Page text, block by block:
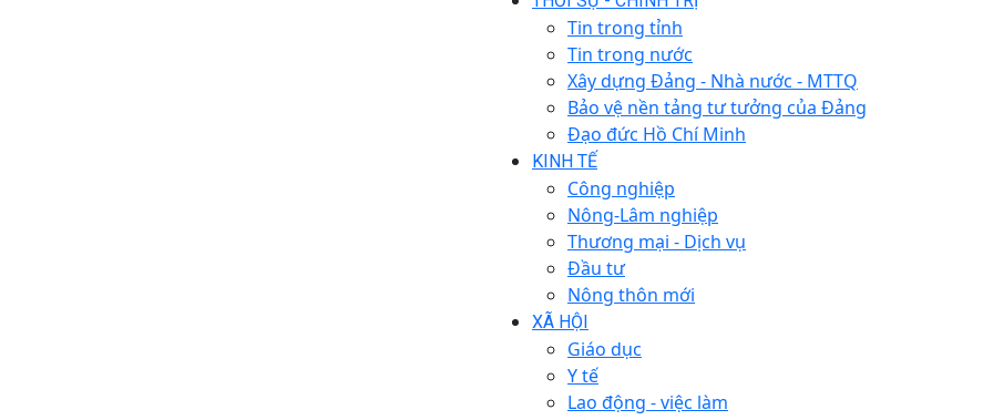
Tin trong tỉnh
Tin trong nước
Xây dựng Đảng - Nhà nước - MTTQ
Bảo vệ nền tảng tư tưởng của Đảng
Đạo đức Hồ Chí Minh
KINH TẾ
Công nghiệp
Nông-Lâm nghiệp
Thương mại - Dịch vụ
Đầu tư
Nông thôn mới
XÃ HỘI
Giáo dục
Y tế
Lao động - việc làm